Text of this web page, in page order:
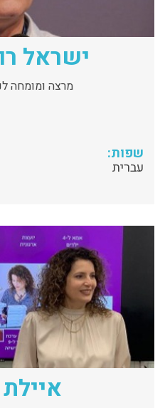
ישראל
מרצה ומומחה
שפות:
עברית